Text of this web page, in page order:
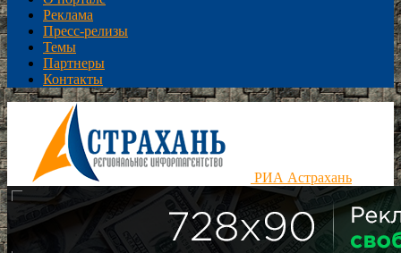
Реклама
Пресс-релизы
Темы
Партнеры
Контакты
РИА Астрахань